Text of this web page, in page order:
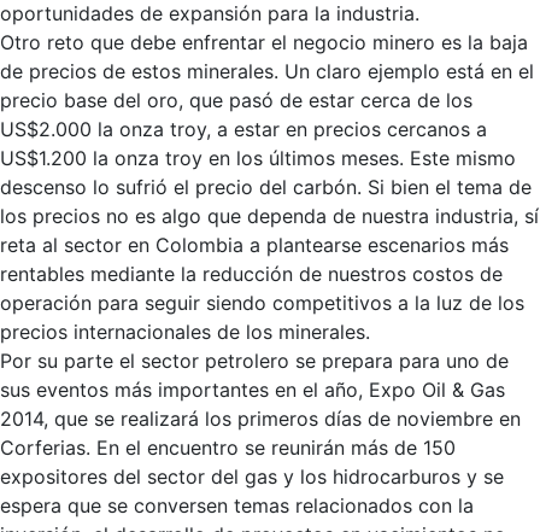
oportunidades de expansión para la industria.
Otro reto que debe enfrentar el negocio minero es la baja
de precios de estos minerales. Un claro ejemplo está en el
precio base del oro, que pasó de estar cerca de los
US$2.000 la onza troy, a estar en precios cercanos a
US$1.200 la onza troy en los últimos meses. Este mismo
descenso lo sufrió el precio del carbón. Si bien el tema de
los precios no es algo que dependa de nuestra industria, sí
reta al sector en Colombia a plantearse escenarios más
rentables mediante la reducción de nuestros costos de
operación para seguir siendo competitivos a la luz de los
precios internacionales de los minerales.
Por su parte el sector petrolero se prepara para uno de
sus eventos más importantes en el año, Expo Oil & Gas
2014, que se realizará los primeros días de noviembre en
Corferias. En el encuentro se reunirán más de 150
expositores del sector del gas y los hidrocarburos y se
espera que se conversen temas relacionados con la